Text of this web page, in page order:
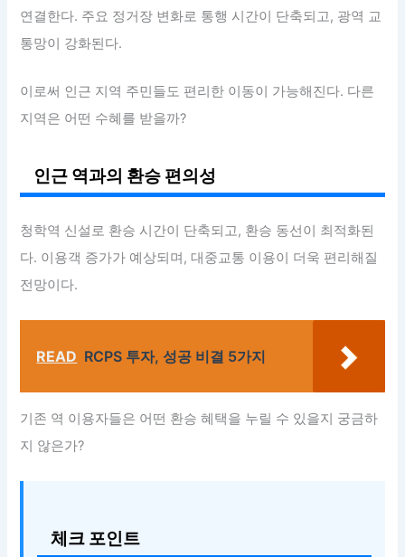
연결한다. 주요 정거장 변화로 통행 시간이 단축되고, 광역 교
통망이 강화된다.
이로써 인근 지역 주민들도 편리한 이동이 가능해진다. 다른
지역은 어떤 수혜를 받을까?
인근 역과의 환승 편의성
청학역 신설로 환승 시간이 단축되고, 환승 동선이 최적화된
다. 이용객 증가가 예상되며, 대중교통 이용이 더욱 편리해질
전망이다.
READ RCPS 투자, 성공 비결 5가지
기존 역 이용자들은 어떤 환승 혜택을 누릴 수 있을지 궁금하
지 않은가?
체크 포인트